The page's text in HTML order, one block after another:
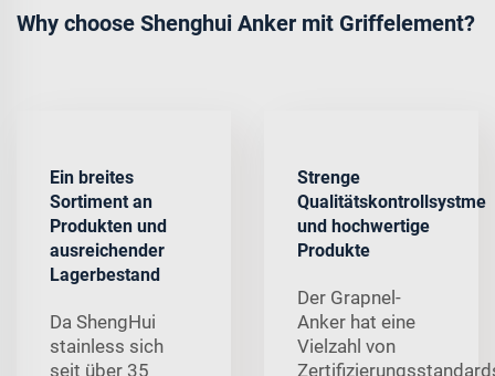
Why choose Shenghui Anker mit Griffelement?
Ein breites
Sortiment an
Produkten und
ausreichender
Lagerbestand
Da ShengHui
stainless sich
seit über 35
Strenge
Qualitätskontrollsystme
und hochwertige
Produkte
Der Grapnel-
Anker hat eine
Vielzahl von